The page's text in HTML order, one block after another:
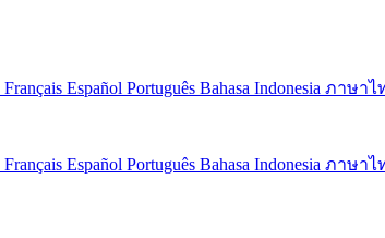
Français Español Português Bahasa Indonesia ภาษาไ
Français Español Português Bahasa Indonesia ภาษาไ